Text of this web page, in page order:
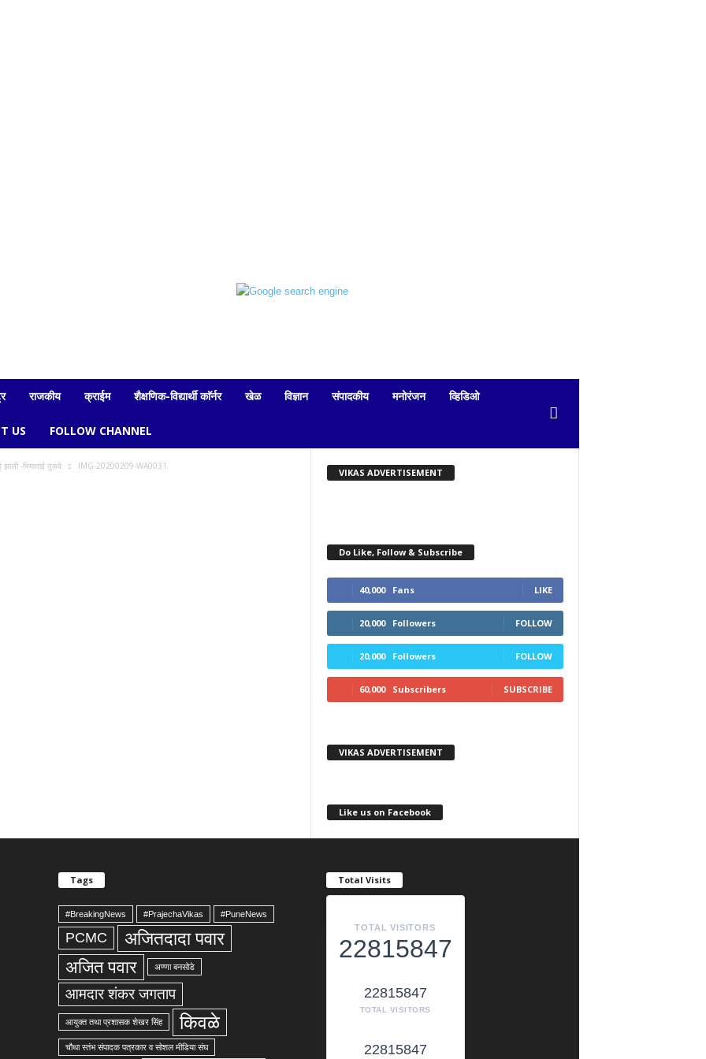
राजकीय क्राईम शैक्षणिक-विद्यार्थी काॅर्नर खेळ विज्ञान संपादकीय मनोरंजन व्हिडिओ
US FOLLOW CHANNEL
-भिमाताई तुळवे IMG-20200209-WA0031
VIKAS ADVERTISEMENT
Do Like, Follow & Subscribe
40,000 Fans LIKE
20,000 Followers FOLLOW
20,000 Followers FOLLOW
60,000 Subscribers SUBSCRIBE
VIKAS ADVERTISEMENT
Like us on Facebook
Tags
#BreakingNews #PrajechaVikas #PuneNews
PCMC अजितदादा पवार
अजित पवार अण्णा बनसोडे
आमदार शंकर जगताप
आयुक्त तथा प्रशासक शेखर सिंह किवळे
चौथा स्तंभ संपादक पत्रकार व सोशल मीडिया संघ
Total Visits
TOTAL VISITORS
22815847
22815847
TOTAL VISITORS
22815847